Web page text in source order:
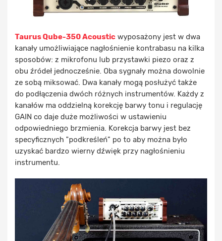
Taurus Qube-350 Acoustic wyposażony jest w dwa
kanały umożliwiające nagłośnienie kontrabasu na kilka
sposobów: z mikrofonu lub przystawki piezo oraz z
obu źródeł jednocześnie. Oba sygnały można dowolnie
ze sobą miksować. Dwa kanały mogą posłużyć także
do podłączenia dwóch różnych instrumentów. Każdy z
kanałów ma oddzielną korekcję barwy tonu i regulację
GAIN co daje duże możliwości w ustawieniu
odpowiedniego brzmienia. Korekcja barwy jest bez
specyficznych "podkreśleń" po to aby można było
uzyskać bardzo wierny dźwięk przy nagłośnieniu
instrumentu.